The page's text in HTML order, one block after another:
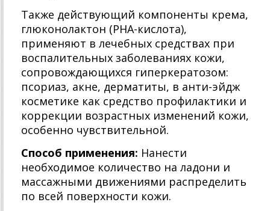
Также действующий компоненты крема,
глюконолактон (РНА-кислота),
применяют в лечебных средствах при
воспалительных заболеваниях кожи,
сопровождающихся гиперкератозом:
псориаз, акне, дерматиты, в анти-эйдж
косметике как средство профилактики и
коррекции возрастных изменений кожи,
особенно чувствительной.
Способ применения: Нанести
необходимое количество на ладони и
массажными движениями распределить
по всей поверхности кожи.